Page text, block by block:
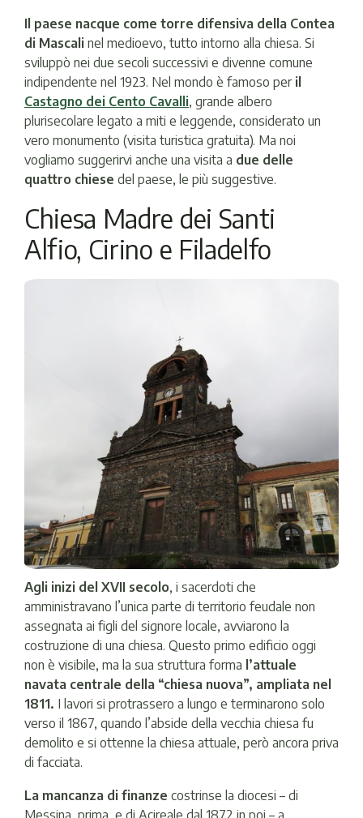
Il paese nacque come torre difensiva della Contea
di Mascali nel medioevo, tutto intorno alla chiesa. Si
sviluppò nei due secoli successivi e divenne comune
indipendente nel 1923. Nel mondo è famoso per il
Castagno dei Cento Cavalli, grande albero
plurisecolare legato a miti e leggende, considerato un
vero monumento (visita turistica gratuita). Ma noi
vogliamo suggerirvi anche una visita a due delle
quattro chiese del paese, le più suggestive.
Chiesa Madre dei Santi
Alfio, Cirino e Filadelfo
Agli inizi del XVII secolo, i sacerdoti che
amministravano l’unica parte di territorio feudale non
assegnata ai figli del signore locale, avviarono la
costruzione di una chiesa. Questo primo edificio oggi
non è visibile, ma la sua struttura forma l’attuale
navata centrale della “chiesa nuova”, ampliata nel
1811. I lavori si protrassero a lungo e terminarono solo
verso il 1867, quando l’abside della vecchia chiesa fu
demolito e si ottenne la chiesa attuale, però ancora priva
di facciata.
La mancanza di finanze costrinse la diocesi – di